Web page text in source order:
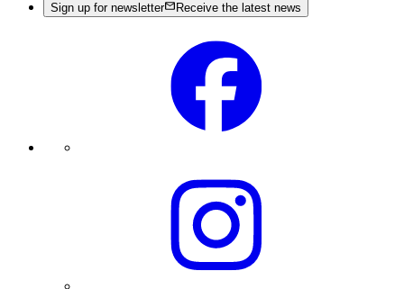
Sign up for newsletter Receive the latest news